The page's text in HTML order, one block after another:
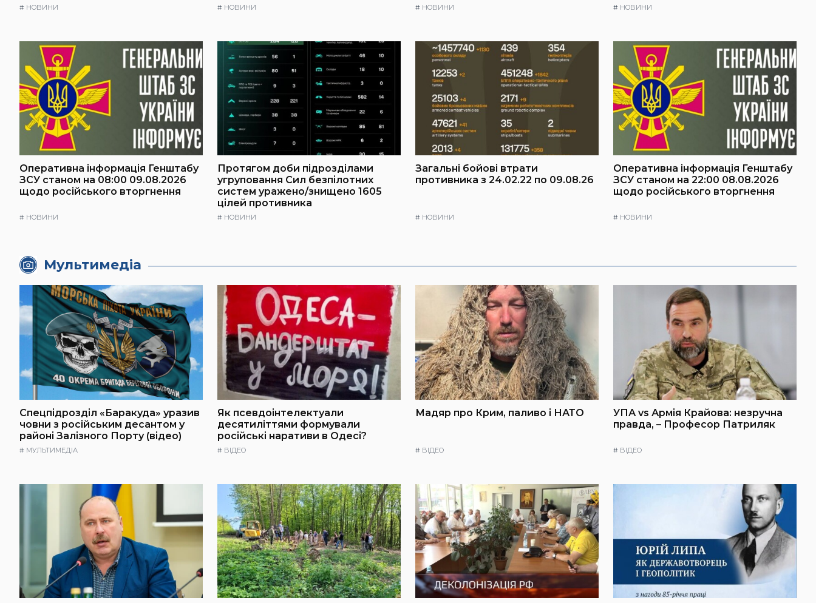
# НОВИНИ # НОВИНИ # НОВИНИ # НОВИНИ
Оперативна інформація Генштабу
ЗСУ станом на 08:00 09.08.2026
щодо російського вторгнення
# НОВИНИ
Протягом доби підрозділами
угруповання Сил безпілотних
систем уражено/знищено 1605
цілей противника
# НОВИНИ
Загальні бойові втрати
противника з 24.02.22 по 09.08.26
# НОВИНИ
Оперативна інформація Генштабу
ЗСУ станом на 22:00 08.08.2026
щодо російського вторгнення
# НОВИНИ
Мультимедіа
Спецпідрозділ «Баракуда» уразив
човни з російським десантом у
районі Залізного Порту (відео)
# МУЛЬТИМЕДІА
Як псевдоінтелектуали
десятиліттями формували
російські наративи в Одесі?
# ВІДЕО
Мадяр про Крим, паливо і НАТО
# ВІДЕО
УПА vs Армія Крайова: незручна
правда, – Професор Патриляк
# ВІДЕО